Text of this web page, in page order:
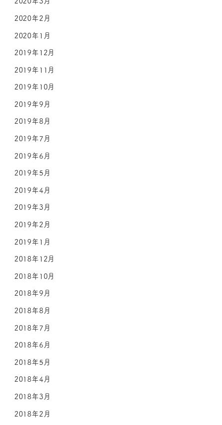
2020年2月
2020年1月
2019年12月
2019年11月
2019年10月
2019年9月
2019年8月
2019年7月
2019年6月
2019年5月
2019年4月
2019年3月
2019年2月
2019年1月
2018年12月
2018年10月
2018年9月
2018年8月
2018年7月
2018年6月
2018年5月
2018年4月
2018年3月
2018年2月